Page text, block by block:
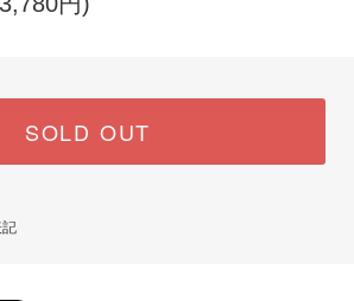
SOLD OUT